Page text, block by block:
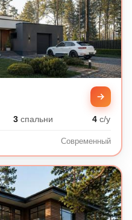
3 спальни 4 с/у
Современный